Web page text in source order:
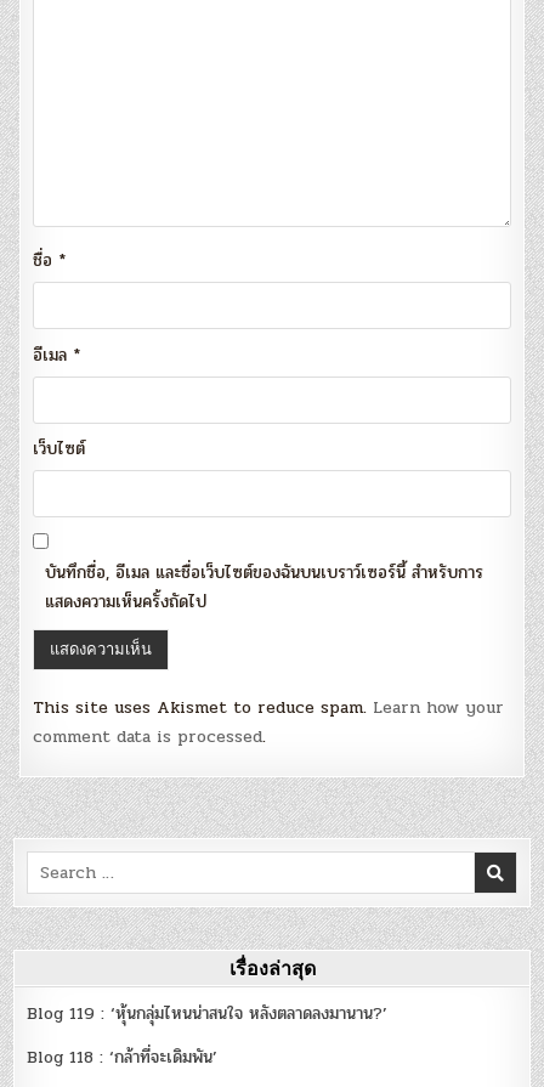
ชื่อ *
อีเมล *
เว็บไซต์
บันทึกชื่อ, อีเมล และชื่อเว็บไซต์ของฉันบนเบราว์เซอร์นี้ สำหรับการ
แสดงความเห็นครั้งถัดไป
This site uses Akismet to reduce spam. Learn how your
comment data is processed.
Search
for:
เรื่องล่าสุด
Blog 119 : ‘หุ้นกลุ่มไหนน่าสนใจ หลังตลาดลงมานาน?’
Blog 118 : ‘กล้าที่จะเดิมพัน’